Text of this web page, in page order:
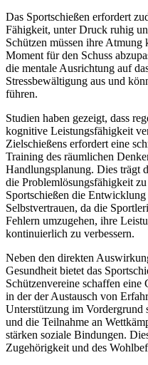
Das Sportschießen erfordert
Fähigkeit, unter Druck ruhig
Schützen müssen ihre
Moment für den Schuss
die mentale Ausrichtung auf
Stressbewältigung aus und
führen.
Studien haben gezeigt, dass
kognitive Leistungsfähigkeit
Zielschießens erfordert eine
Training des räumlichen
Handlungsplanung. Dies trägt
die Problemlösungsfähigkeit
Sportschießen die
Selbstvertrauen, da die
Fehlern umzugehen, ihre
kontinuierlich zu verbessern.
Neben den direkten
Gesundheit bietet das
Schützenvereine schaffen
in der der Austausch von
Unterstützung im Vordergrund
und die Teilnahme an
stärken soziale Bindungen.
Zugehörigkeit und des